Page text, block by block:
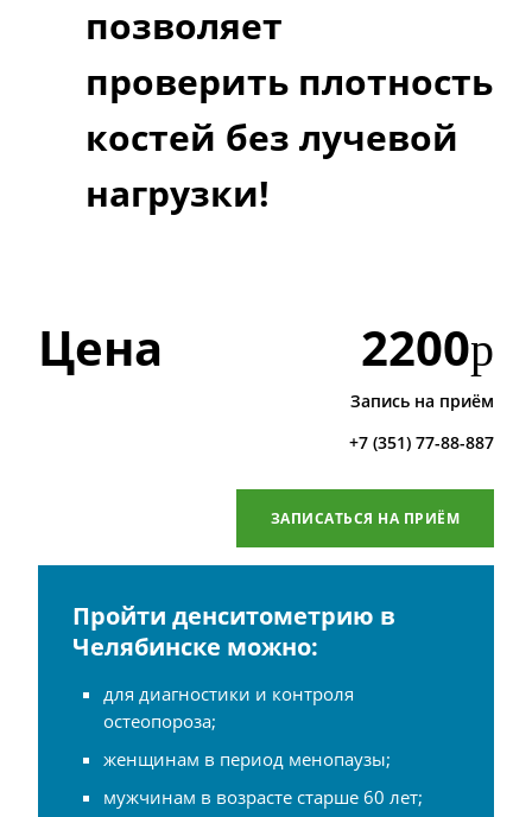
позволяет
проверить плотность
костей без лучевой
нагрузки!
Цена 2200р
Запись на приём
+7 (351) 77-88-887
ЗАПИСАТЬСЯ НА ПРИЁМ
Пройти денситометрию в
Челябинске можно:
для диагностики и контроля
остеопороза;
женщинам в период менопаузы;
мужчинам в возрасте старше 60 лет;